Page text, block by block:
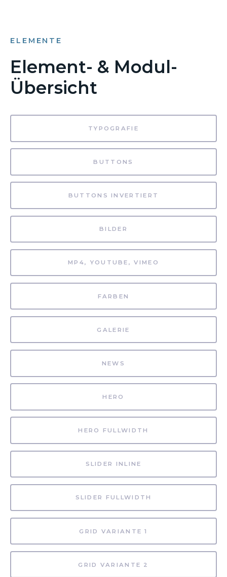
ELEMENTE
Element- & Modul-
Übersicht
TYPOGRAFIE
BUTTONS
BUTTONS INVERTIERT
BILDER
MP4, YOUTUBE, VIMEO
FARBEN
GALERIE
NEWS
HERO
HERO FULLWIDTH
SLIDER INLINE
SLIDER FULLWIDTH
GRID VARIANTE 1
GRID VARIANTE 2